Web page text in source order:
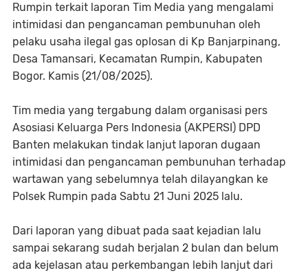
Rumpin terkait laporan Tim Media yang mengalami
intimidasi dan pengancaman pembunuhan oleh
pelaku usaha ilegal gas oplosan di Kp Banjarpinang,
Desa Tamansari, Kecamatan Rumpin, Kabupaten
Bogor. Kamis (21/08/2025).
Tim media yang tergabung dalam organisasi pers
Asosiasi Keluarga Pers Indonesia (AKPERSI) DPD
Banten melakukan tindak lanjut laporan dugaan
intimidasi dan pengancaman pembunuhan terhadap
wartawan yang sebelumnya telah dilayangkan ke
Polsek Rumpin pada Sabtu 21 Juni 2025 lalu.
Dari laporan yang dibuat pada saat kejadian lalu
sampai sekarang sudah berjalan 2 bulan dan belum
ada kejelasan atau perkembangan lebih lanjut dari